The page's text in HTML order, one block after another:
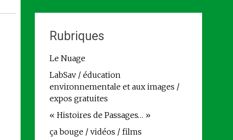
Rubriques
Le Nuage
LabSav / éducation
environnementale et aux images /
expos gratuites
« Histoires de Passages… »
ça bouge / vidéos / films